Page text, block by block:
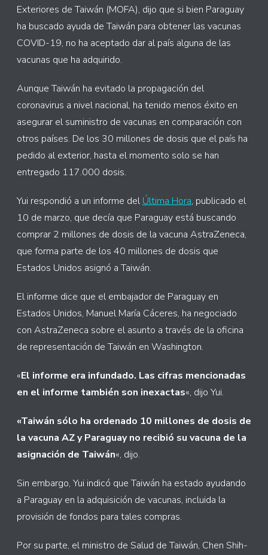
Exteriores de Taiwán (MOFA), dijo que si bien Paraguay
ha buscado ayuda de Taiwán para obtener las vacunas
COVID-19, no ha aceptado dar al país alguna de las
vacunas que ha adquirido.
Aunque Taiwán ha evitado la propagación del
coronavirus a nivel nacional, ha tenido menos éxito en
asegurar el suministro de vacunas en comparación con
otros países. De los 30 millones de dosis que el país ha
pedido al exterior, hasta el momento solo se han
entregado 117.000 dosis.
Yui respondió a un informe delÚltima Hora, publicado el
10 de marzo, que decía que Paraguay está buscando
comprar 2 millones de dosis de la vacuna AstraZeneca,
que forma parte de los 40 millones de dosis que
Estados Unidos asignó a Taiwán.
El informe dice que el embajador de Paraguay en
Estados Unidos, Manuel María Cáceres, ha negociado
con AstraZeneca sobre el asunto a través de la oficina
de representación de Taiwán en Washington.
«El informe era infundado. Las cifras mencionadas
en el informe también son inexactas«, dijo Yui.
«Taiwán sólo ha ordenado 10 millones de dosis de
la vacuna AZ y Paraguay no recibió su vacuna de la
asignación de Taiwán«, dijo.
Sin embargo, Yui indicó que Taiwán ha estado ayudando
a Paraguay en la adquisición de vacunas, incluida la
provisión de fondos para tales compras.
Por su parte, el ministro de Salud de Taiwán, Chen Shih-